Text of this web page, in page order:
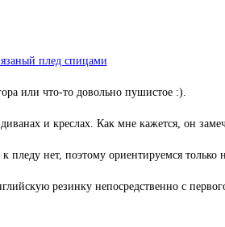
или что-то довольно пушистое :).
и креслах. Как мне кажется, он
пледу нет, поэтому ориентируемся только
резинку непосредственно с